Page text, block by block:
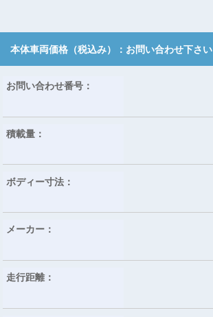
本体車両価格（税込み）： お問い合わせ下さい
お問い合わせ番号：
積載量：
ボディー寸法：
メーカー：
走行距離：